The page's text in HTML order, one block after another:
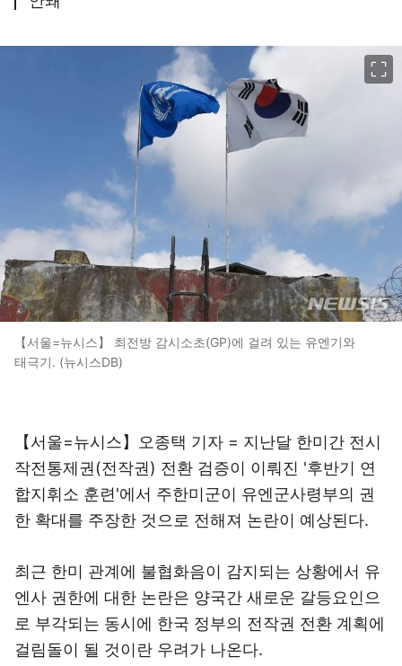
【서울=뉴시스】 최전방 감시소초(GP)에 걸려 있는 유엔기와
태극기. (뉴시스DB)
【서울=뉴시스】오종택 기자 = 지난달 한미간 전시
작전통제권(전작권) 전환 검증이 이뤄진 '후반기 연
합지휘소 훈련'에서 주한미군이 유엔군사령부의 권
한 확대를 주장한 것으로 전해져 논란이 예상된다.
최근 한미 관계에 불협화음이 감지되는 상황에서 유
엔사 권한에 대한 논란은 양국간 새로운 갈등요인으
로 부각되는 동시에 한국 정부의 전작권 전환 계획에
걸림돌이 될 것이란 우려가 나온다.